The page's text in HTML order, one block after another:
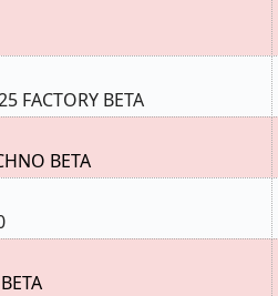
FACTORY BETA
BETA